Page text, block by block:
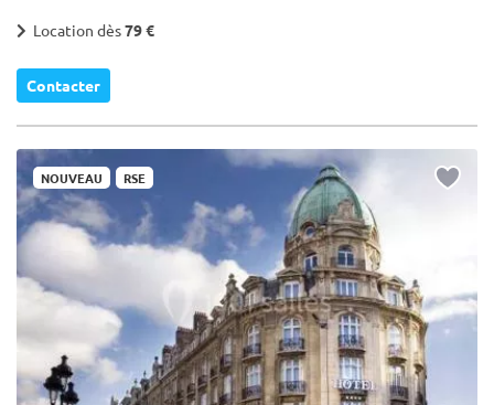
Location dès79 €
Contacter
NOUVEAU RSE